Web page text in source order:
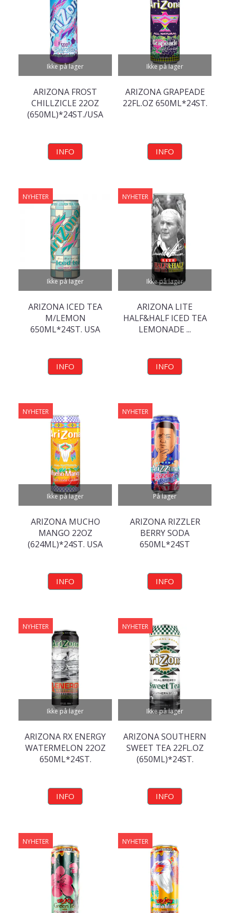
Ikke på lager
ARIZONA FROST
CHILLZICLE 22OZ
(650ML)*24ST./USA
INFO
Ikke på lager
ARIZONA GRAPEADE
22FL.OZ 650ML*24ST.
INFO
Ikke på lager
NYHETER
ARIZONA ICED TEA
M/LEMON
650ML*24ST. USA
INFO
Ikke på lager
NYHETER
ARIZONA LITE
HALF&HALF ICED TEA
LEMONADE ...
INFO
Ikke på lager
NYHETER
ARIZONA MUCHO
MANGO 22OZ
(624ML)*24ST. USA
INFO
På lager
NYHETER
ARIZONA RIZZLER
BERRY SODA
650ML*24ST
INFO
Ikke på lager
NYHETER
ARIZONA RX ENERGY
WATERMELON 22OZ
650ML*24ST.
INFO
Ikke på lager
NYHETER
ARIZONA SOUTHERN
SWEET TEA 22FL.OZ
(650ML)*24ST.
INFO
NYHETER NYHETER